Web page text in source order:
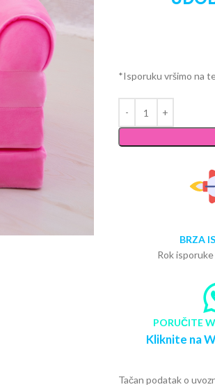
*Isporuku vršimo na
BRZA
Rok
PORUČITE
Kliknite na
Tačan podatak o